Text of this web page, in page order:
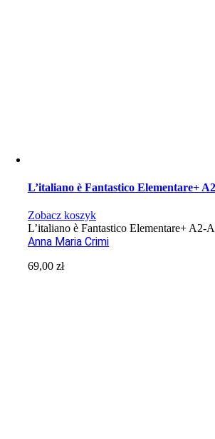
L’italiano è Fantastico Elementare+
Zobacz koszyk
L’italiano è Fantastico Elementare+ A2-
Anna Maria Crimi
69,00zł